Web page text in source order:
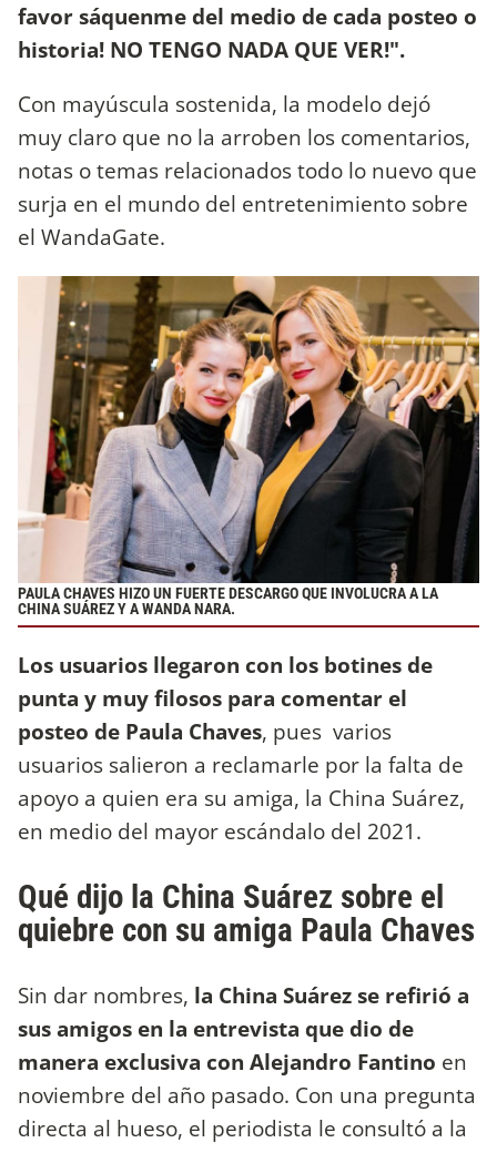
favor sáquenme del medio de cada posteo o
historia! NO TENGO NADA QUE VER!".
Con mayúscula sostenida, la modelo dejó
muy claro que no la arroben los comentarios,
notas o temas relacionados todo lo nuevo que
surja en el mundo del entretenimiento sobre
el WandaGate.
PAULA CHAVES HIZO UN FUERTE DESCARGO QUE INVOLUCRA A LA
CHINA SUÁREZ Y A WANDA NARA.
Los usuarios llegaron con los botines de
punta y muy filosos para comentar el
posteo de Paula Chaves, pues varios
usuarios salieron a reclamarle por la falta de
apoyo a quien era su amiga, la China Suárez,
en medio del mayor escándalo del 2021.
Qué dijo la China Suárez sobre el
quiebre con su amiga Paula Chaves
Sin dar nombres, la China Suárez se refirió a
sus amigos en la entrevista que dio de
manera exclusiva con Alejandro Fantino en
noviembre del año pasado. Con una pregunta
directa al hueso, el periodista le consultó a la